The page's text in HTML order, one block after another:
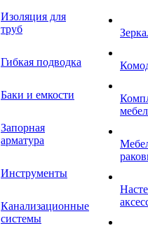
Изоляция для
труб
Гибкая подводка
Баки и емкости
Запорная
арматура
Инструменты
Канализационные
системы